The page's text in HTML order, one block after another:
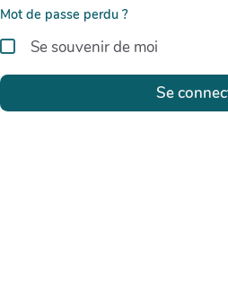
Mot de passe perdu ?
Se souvenir de moi
Se